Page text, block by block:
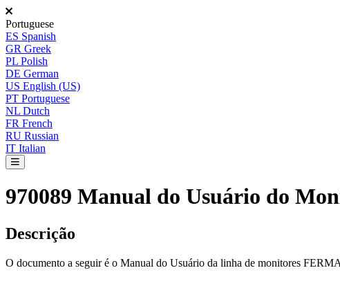
Portuguese
ES Spanish
GR Greek
PL Polish
DE German
US English (US)
PT Portuguese
NL Dutch
FR French
RU Russian
IT Italian
970089 Manual do Usuário do
Descrição
O documento a seguir é o Manual do Usuário da linha de monitores